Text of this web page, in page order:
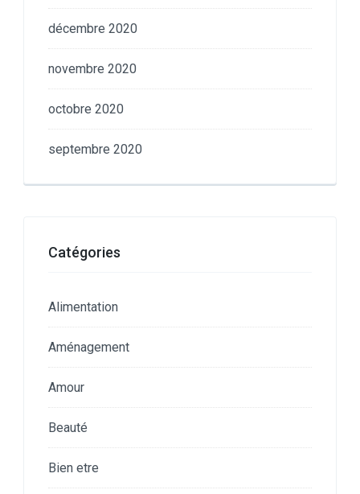
décembre 2020
novembre 2020
octobre 2020
septembre 2020
Catégories
Alimentation
Aménagement
Amour
Beauté
Bien etre